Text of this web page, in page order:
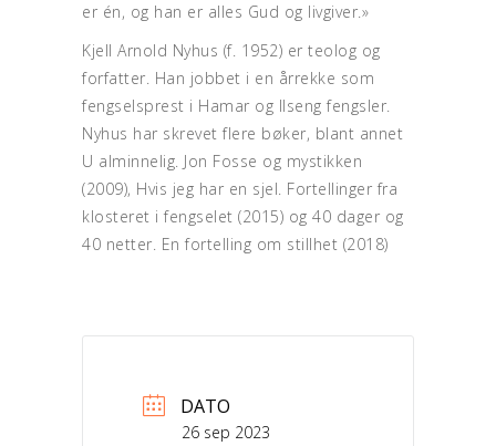
er én, og han er alles Gud og livgiver.»
Kjell Arnold Nyhus (f. 1952) er teolog og
forfatter. Han jobbet i en årrekke som
fengselsprest i Hamar og Ilseng fengsler.
Nyhus har skrevet flere bøker, blant annet
U alminnelig. Jon Fosse og mystikken
(2009), Hvis jeg har en sjel. Fortellinger fra
klosteret i fengselet (2015) og 40 dager og
40 netter. En fortelling om stillhet (2018)
DATO
26 sep 2023